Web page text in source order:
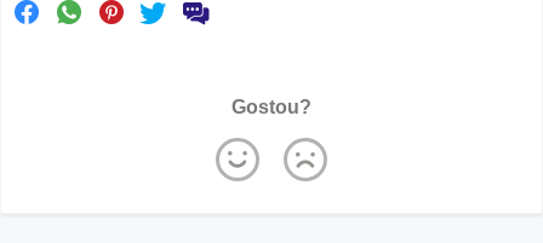
Gostou?